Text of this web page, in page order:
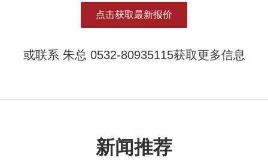
点击获取最新报价
或联系 朱总 0532-80935115获取更多信息
新闻推荐